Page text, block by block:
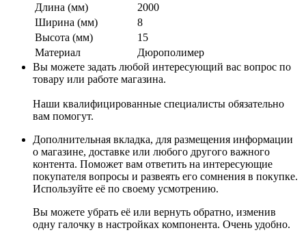
Длина (мм)
2000
Ширина (мм)
8
Высота (мм)
15
Материал
Дюрополимер
Вы можете задать любой интересующий вас вопрос по
товару или работе магазина.
Наши квалифицированные специалисты обязательно
вам помогут.
Дополнительная вкладка, для размещения информации
о магазине, доставке или любого другого важного
контента. Поможет вам ответить на интересующие
покупателя вопросы и развеять его сомнения в покупке.
Используйте её по своему усмотрению.
Вы можете убрать её или вернуть обратно, изменив
одну галочку в настройках компонента. Очень удобно.